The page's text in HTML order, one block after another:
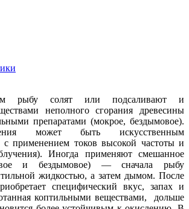
рыбу солят или подсаливают и
неполного сгорания древесины
препаратами (мокрое, бездымовое).
может быть искусственным
с применением токов высокой частоты и
Иногда применяют смешанное
и бездымовое) — сначала рыбу
жидкостью, а затем дымом. После
специфический вкус, запах и
коптильными веществами, дольше